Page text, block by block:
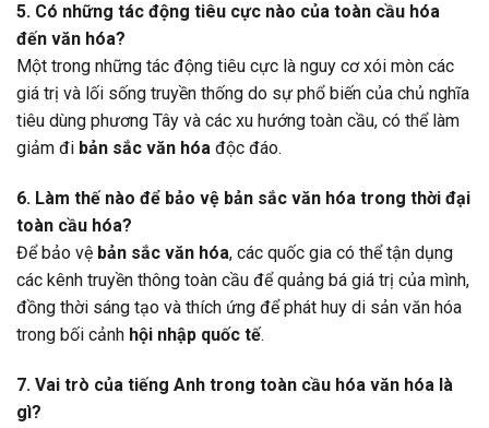
5. Có những tác động tiêu cực nào của toàn cầu hóa
đến văn hóa?
Một trong những tác động tiêu cực là nguy cơ xói mòn các
giá trị và lối sống truyền thống do sự phổ biến của chủ nghĩa
tiêu dùng phương Tây và các xu hướng toàn cầu, có thể làm
giảm đi bản sắc văn hóa độc đáo.
6. Làm thế nào để bảo vệ bản sắc văn hóa trong thời đại
toàn cầu hóa?
Để bảo vệ bản sắc văn hóa, các quốc gia có thể tận dụng
các kênh truyền thông toàn cầu để quảng bá giá trị của mình,
đồng thời sáng tạo và thích ứng để phát huy di sản văn hóa
trong bối cảnh hội nhập quốc tế.
7. Vai trò của tiếng Anh trong toàn cầu hóa văn hóa là
gì?